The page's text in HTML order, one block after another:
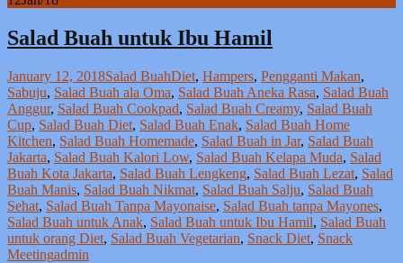
Salad Buah untuk Ibu Hamil
January 12, 2018Salad BuahDiet, Hampers, Pengganti Makan,
Sabuju, Salad Buah ala Oma, Salad Buah Aneka Rasa, Salad Buah
Anggur, Salad Buah Cookpad, Salad Buah Creamy, Salad Buah
Cup, Salad Buah Diet, Salad Buah Enak, Salad Buah Home
Kitchen, Salad Buah Homemade, Salad Buah in Jar, Salad Buah
Jakarta, Salad Buah Kalori Low, Salad Buah Kelapa Muda, Salad
Buah Kota Jakarta, Salad Buah Lengkeng, Salad Buah Lezat, Salad
Buah Manis, Salad Buah Nikmat, Salad Buah Salju, Salad Buah
Sehat, Salad Buah Tanpa Mayonaise, Salad Buah tanpa Mayones,
Salad Buah untuk Anak, Salad Buah untuk Ibu Hamil, Salad Buah
untuk orang Diet, Salad Buah Vegetarian, Snack Diet, Snack
Meetingadmin